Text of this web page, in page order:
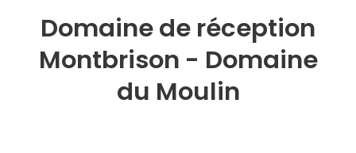
Domaine de réception
Montbrison - Domaine
du Moulin